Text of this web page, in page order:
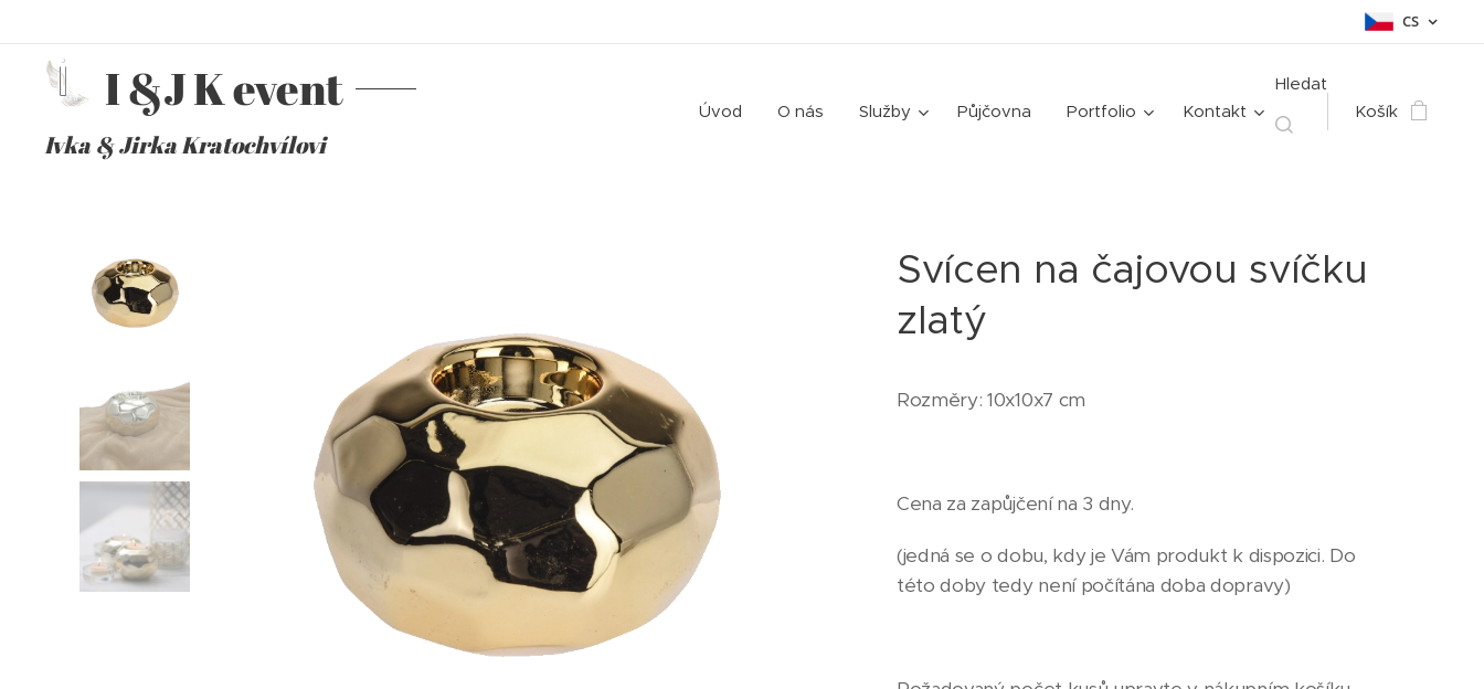
CS
I &J K event
Ivka & Jirka Kratochvílovi
Úvod O nás Služby Půjčovna Portfolio Kontakt
Hledat
Košík
Svícen na čajovou svíčku
zlatý
Rozměry: 10x10x7 cm
Cena za zapůjčení na 3 dny.
(jedná se o dobu, kdy je Vám produkt k dispozici. Do
této doby tedy není počítána doba dopravy)